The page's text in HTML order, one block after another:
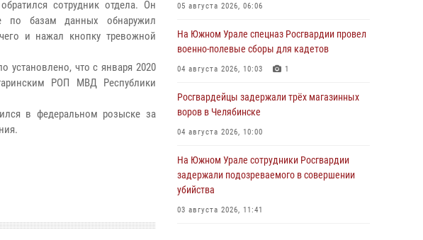
сотрудник отдела. Он
по базам данных обнаружил
и нажал кнопку тревожной
установлено, что с января 2020
РОП МВД Республики
в федеральном розыске за
05 августа 2026, 06:06
На Южном Урале спецназ Росгвардии провел
военно-полевые сборы для кадетов
04 августа 2026, 10:03 1
Росгвардейцы задержали трёх магазинных
воров в Челябинске
04 августа 2026, 10:00
На Южном Урале сотрудники Росгвардии
задержали подозреваемого в совершении
убийства
03 августа 2026, 11:41